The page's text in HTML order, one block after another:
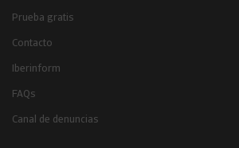
Prueba gratis
Contacto
Iberinform
FAQs
Canal de denuncias